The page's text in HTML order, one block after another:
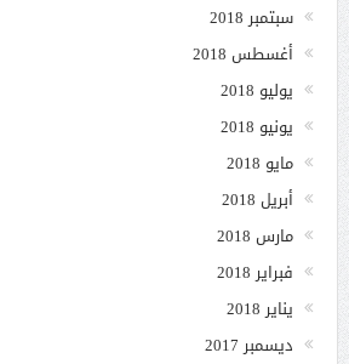
سبتمبر 2018
أغسطس 2018
يوليو 2018
يونيو 2018
مايو 2018
أبريل 2018
مارس 2018
فبراير 2018
يناير 2018
ديسمبر 2017